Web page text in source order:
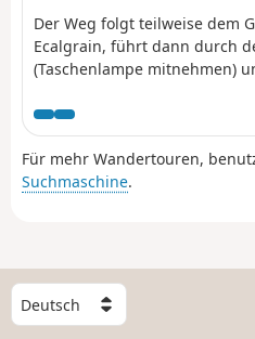
Der Weg folgt teilweise dem
Ecalgrain, führt dann durch
(Taschenlampe mitnehmen)
die Überreste dieses
Weltkrieg zu sehen und
auf Goury und seine
Für mehr Wandertouren,
Suchmaschine.
W
ä